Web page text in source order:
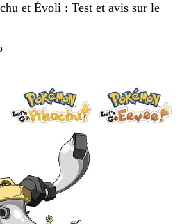
et Évoli : Test et avis sur le